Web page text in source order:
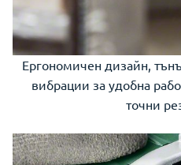
Ергономичен дизайн,
вибрации за удобна
точни